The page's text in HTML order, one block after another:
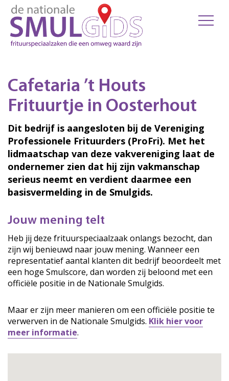
Cafetaria ’t Houts
Frituurtje in Oosterhout
Dit bedrijf is aangesloten bij de Vereniging
Professionele Frituurders (ProFri). Met het
lidmaatschap van deze vakvereniging laat de
ondernemer zien dat hij zijn vakmanschap
serieus neemt en verdient daarmee een
basisvermelding in de Smulgids.
Jouw mening telt
Heb jij deze frituurspeciaalzaak onlangs bezocht, dan
zijn wij benieuwd naar jouw mening. Wanneer een
representatief aantal klanten dit bedrijf beoordeelt met
een hoge Smulscore, dan worden zij beloond met een
officiële positie in de Nationale Smulgids.
Maar er zijn meer manieren om een officiële positie te
verwerven in de Nationale Smulgids. Klik hier voor
meer informatie.